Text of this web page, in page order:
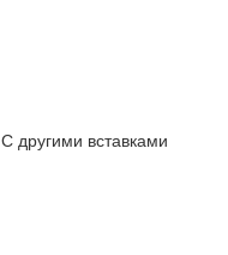
С другими вставками